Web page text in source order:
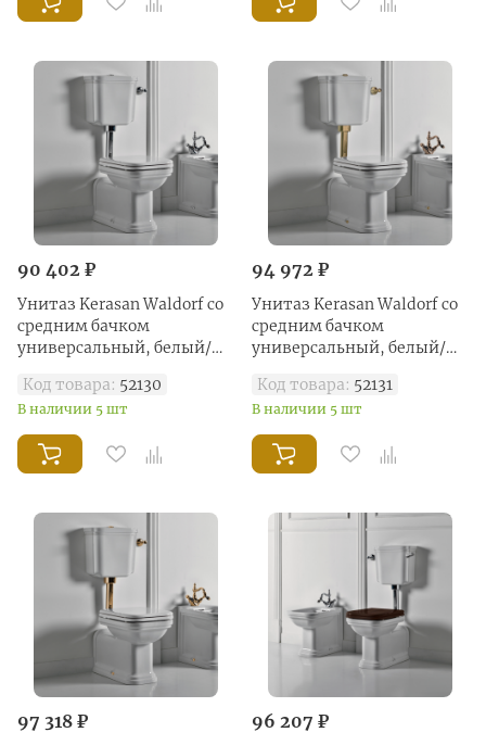
90 402 ₽
Унитаз Kerasan Waldorf со
средним бачком
универсальный, белый/
Код товара: 52130
В наличии 5 шт
94 972 ₽
Унитаз Kerasan Waldorf со
средним бачком
универсальный, белый/
Код товара: 52131
В наличии 5 шт
97 318 ₽ 96 207 ₽